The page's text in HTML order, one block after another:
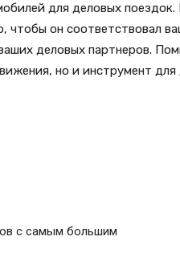
для деловых
чтобы он соответствовал
деловых партнеров.
но и инструмент
с самым большим